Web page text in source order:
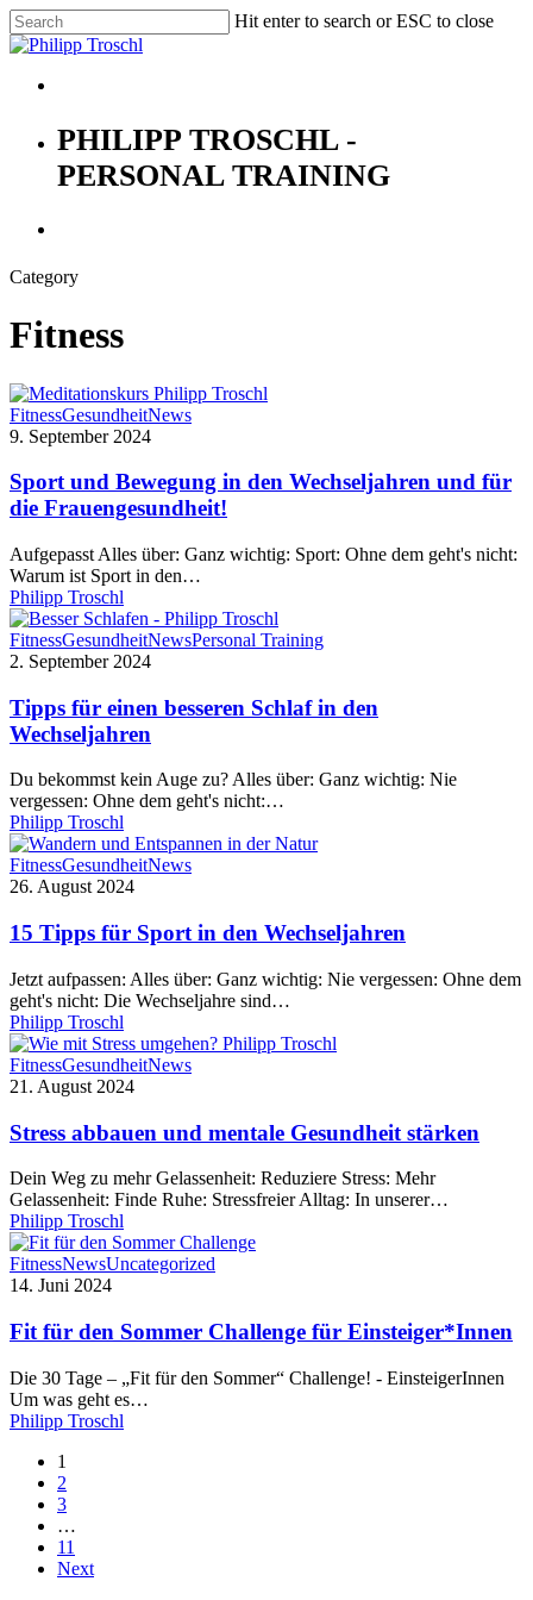
Skip
to
content
Hit enter to search or ESC to close
Close
Menu
PHILIPP TROSCHL -
PERSONAL TRAINING
Category
Fitness
Sport
und
in
den
Wechseljahren
für
die
Frauengesundheit!
FitnessGesundheitNews
9. September 2024
Sport und Bewegung in den Wechseljahren und für
die Frauengesundheit!
Aufgepasst Alles über: Ganz wichtig: Sport: Ohne dem geht's nicht:
Warum ist Sport in den…
Philipp Troschl
Tipps
für
besseren
Schlaf
in
Wechseljahren
FitnessGesundheitNewsPersonal Training
2. September 2024
Tipps für einen besseren Schlaf in den
Wechseljahren
Du bekommst kein Auge zu? Alles über: Ganz wichtig: Nie
vergessen: Ohne dem geht's nicht:…
Philipp Troschl
15
Tipps
Sport
den
Wechseljahren
FitnessGesundheitNews
26. August 2024
15 Tipps für Sport in den Wechseljahren
Jetzt aufpassen: Alles über: Ganz wichtig: Nie vergessen: Ohne dem
geht's nicht: Die Wechseljahre sind…
Philipp Troschl
Stress
abbauen
mentale
Gesundheit
stärken
FitnessGesundheitNews
21. August 2024
Stress abbauen und mentale Gesundheit stärken
Dein Weg zu mehr Gelassenheit: Reduziere Stress: Mehr
Gelassenheit: Finde Ruhe: Stressfreier Alltag: In unserer…
Philipp Troschl
Fit
für
Sommer
Challenge
für
Einsteiger*Innen
FitnessNewsUncategorized
14. Juni 2024
Fit für den Sommer Challenge für Einsteiger*Innen
Die 30 Tage – „Fit für den Sommer“ Challenge! - EinsteigerInnen
Um was geht es…
Philipp Troschl
1
2
3
…
11
Next